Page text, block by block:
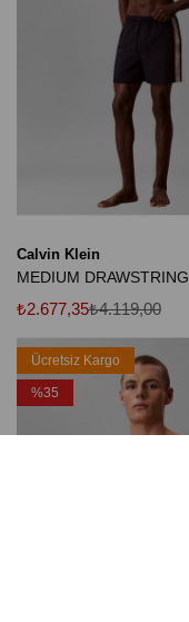
Calvin Klein
MEDIUM DRAWSTRING
₺2.677,35₺4.119,00
Ücretsiz Kargo
%35